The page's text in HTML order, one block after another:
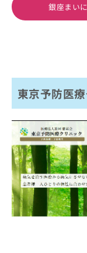
銀座まい
東京予防医療